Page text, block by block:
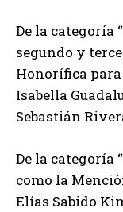
De la categoría
segundo y
Honorífica
Isabella
Sebastián
De la categoría
como la
Elías Sabido